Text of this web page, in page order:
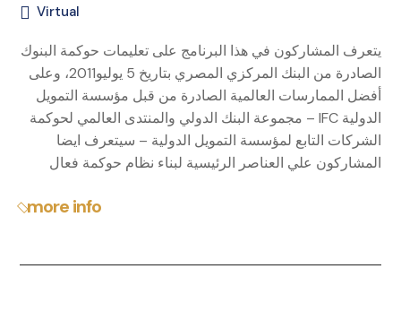
Virtual
يتعرف المشاركون في هذا البرنامج على تعليمات حوكمة البنوك
الصادرة من البنك المركزي المصري بتاريخ 5 يوليو2011، وعلى
أفضل الممارسات العالمية الصادرة من قبل مؤسسة التمويل
الدولية IFC – مجموعة البنك الدولي والمنتدى العالمي لحوكمة
الشركات التابع لمؤسسة التمويل الدولية – سيتعرف ايضا
المشاركون علي العناصر الرئيسية لبناء نظام حوكمة فعال
more info